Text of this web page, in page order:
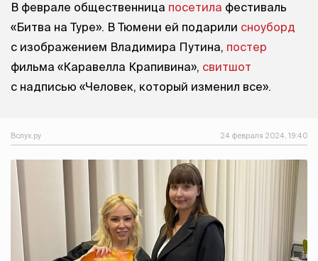
В феврале общественница посетила фестиваль
«Битва на Туре». В Тюмени ей подарили сноуборд
с изображением Владимира Путина, постер
фильма «Каравелла Крапивина», свитшот
с надписью «Человек, который изменил все».
Вслух.ру 24 февраля 2024, 19:40